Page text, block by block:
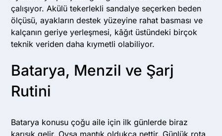
çalışıyor. Akülü tekerlekli sandalye seçerken beden
ölçüsü, ayakların destek yüzeyine rahat basması ve
kalçanın geriye yerleşmesi, kâğıt üstündeki birçok
teknik veriden daha kıymetli olabiliyor.
Batarya, Menzil ve Şarj
Rutini
Batarya konusu çoğu aile için ilk günlerde biraz
karışık gelir. Oysa mantık oldukça nettir. Günlük rota